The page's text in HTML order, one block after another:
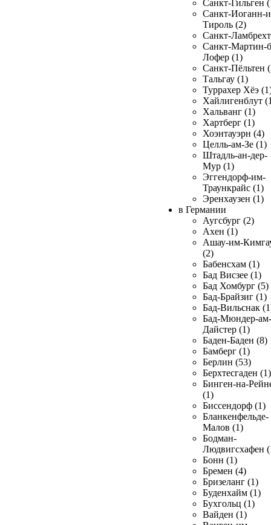
Санкт-Гильген
Санкт-Иоганн-
Тироль (2)
Санкт-
Санкт-Мартин-
Лофер (1)
Санкт-Пёльтен
Тальгау (1)
Туррахер Хёэ
Хайлигенблут
Хальванг (1)
Хартберг (1)
Хоэнтауэрн (4)
Целль-ам-Зе (1)
Штадль-ан-дер-
Мур (1)
Эггендорф-им-
Траункрайс (1)
Эренхаузен (1)
в Германии
Аугсбург (2)
Ахен (1)
Ашау-им-
(2)
Бабенсхам (1)
Бад Висзее (1)
Бад Хомбург (5)
Бад-Брайзиг (1)
Бад-Вильснак
Бад-Мюндер-ам-
Дайстер (1)
Баден-Баден (8)
Бамберг (1)
Берлин (53)
Берхтесгаден (1)
Бинген-на-
(1)
Биссендорф (1)
Бланкенфельде-
Малов (1)
Бодман-
Людвигсхафен
Бонн (1)
Бремен (4)
Бризеланг (1)
Буденхайм (1)
Бухгольц (1)
Вайден (1)